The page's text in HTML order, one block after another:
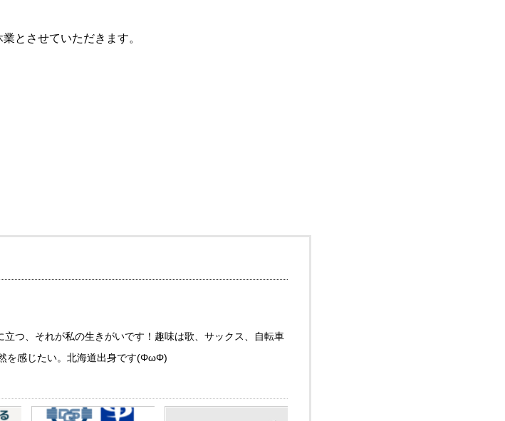
とさせていただきます。
つ、それが私の生きがいです！趣味は歌、サックス、自転車
を感じたい。北海道出身です(ΦωΦ)